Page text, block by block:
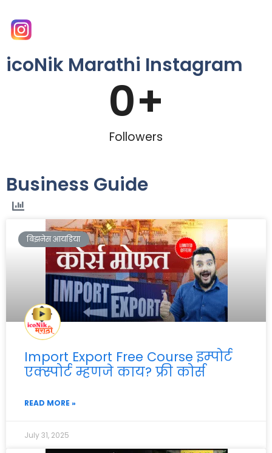
icoNik Marathi Instagram
Followers
0+
Business Guide
बिझनेस आयडिया
Import Export Free Course इम्पोर्ट
एक्स्पोर्ट म्हणजे काय? फ्री कोर्स
READ MORE »
July 31, 2025